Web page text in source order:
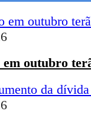
outubro